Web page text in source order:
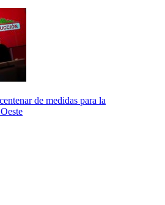
de medidas para la